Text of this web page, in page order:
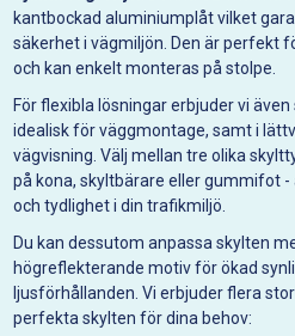
kantbockad aluminiumplåt vilket
säkerhet i vägmiljön. Den är perfekt
och kan enkelt monteras på stolpe.
För flexibla lösningar erbjuder vi
idealisk för väggmontage, samt i
vägvisning. Välj mellan tre olika
på kona, skyltbärare eller gummifot
och tydlighet i din trafikmiljö.
Du kan dessutom anpassa skylten
högreflekterande motiv för ökad
ljusförhållanden. Vi erbjuder flera
perfekta skylten för dina behov: